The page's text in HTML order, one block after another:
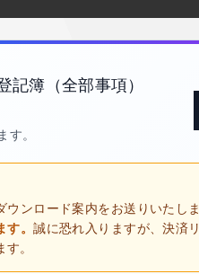
簿（全部事項）
す。
ンロード案内をお送りいたしま
す。誠に恐れ入りますが、決済
。